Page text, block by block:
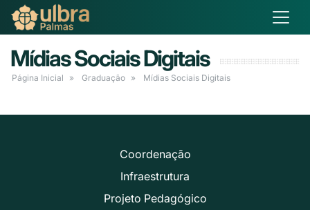
Mídias Sociais Digitais
Página Inicial Graduação Mídias Sociais Digitais
Coordenação
Infraestrutura
Projeto Pedagógico